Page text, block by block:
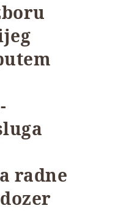
radne